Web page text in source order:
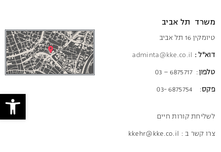
משרד תל אביב
טיומקין 16 תל אביב
דוא"ל : adminta@kke.co.il
טלפון : 6875717 – 03
פקס : 6875754 -03
לשליחת קורות חיים
צרו קשר ב : kkehr@kke.co.il